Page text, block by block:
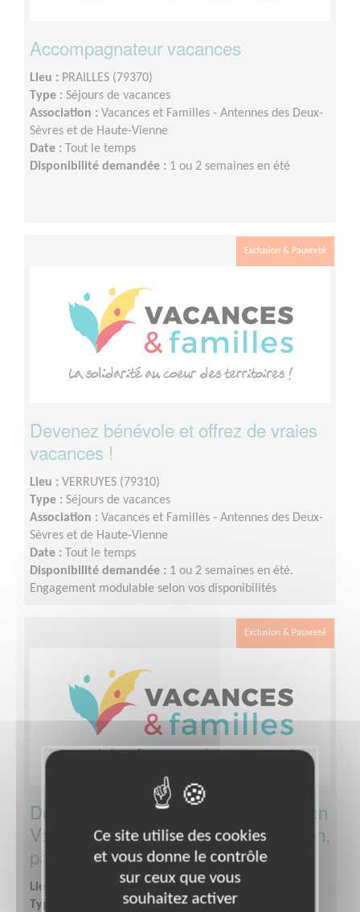
Accompagnateur vacances
Lieu : PRAILLES (79370)
Type : Séjours de vacances
Association : Vacances et Familles - Antennes des Deux-
Sèvres et de Haute-Vienne
Date : Tout le temps
Disponibilité demandée : 1 ou 2 semaines en été
Exclusion & Pauvreté
Devenez bénévole et offrez de vraies
vacances !
Lieu : VERRUYES (79310)
Type : Séjours de vacances
Association : Vacances et Familles - Antennes des Deux-
Sèvres et de Haute-Vienne
Date : Tout le temps
Disponibilité demandée : 1 ou 2 semaines en été.
Engagement modulable selon vos disponibilités
Exclusion & Pauvreté
Développer la visibilité de l'association
Vacances et Familles (communication,
partenariats)
Lieu :
SEINE-MARITIME (76)
Type :
Développement, Fonds, Partenariats
Ce site utilise des cookies
et vous donne le contrôle
sur ceux que vous
souhaitez activer